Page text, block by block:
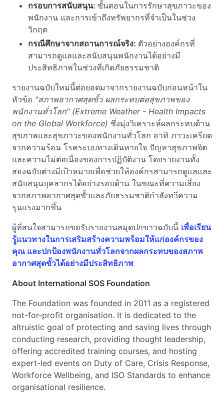
กรอบการสนับสนุน: ขั้นตอนในการรักษาสุขภาวะของ
พนักงาน และการเข้าถึงทรัพยากรที่จำเป็นในช่วง
วิกฤต
กรณีศึกษาจากสถานการณ์จริง: ตัวอย่างองค์กรที่
สามารถดูแลและสนับสนุนพนักงานได้อย่างมี
ประสิทธิภาพในช่วงที่เกิดภัยธรรมชาติ
รายงานฉบับใหม่นี้ต่อยอดมาจากรายงานฉบับก่อนหน้าใน
หัวข้อ "สภาพอากาศสุดขั้ว ผลกระทบต่อสุขภาพของ
พนักงานทั่วโลก" (Extreme Weather - Health Impacts
on the Global Workforce) ซึ่งมุ่งวิเคราะห์ผลกระทบด้าน
สุขภาพและสุขภาวะของพนักงานทั่วโลก อาทิ ภาวะเครียด
จากความร้อน โรคระบบทางเดินหายใจ ปัญหาสุขภาพจิต
และความไม่ต่อเนื่องของการปฏิบัติงาน โดยรายงานทั้ง
สองฉบับต่างมีเป้าหมายเพื่อช่วยให้องค์กรสามารถดูแลและ
สนับสนุนบุคลากรได้อย่างรอบด้าน ในขณะที่ความเสี่ยง
จากสภาพอากาศสุดขั้วและภัยธรรมชาติกำลังทวีความ
รุนแรงมากขึ้น
ผู้ที่สนใจสามารถขอรับรายงานสมุดปกขาวฉบับนี้ เพื่อเรียน
รู้แนวทางในการเสริมสร้างความพร้อมให้แก่องค์กรของ
คุณ และปกป้องพนักงานทั่วโลกจากผลกระทบของสภาพ
อากาศสุดขั้วได้อย่างมีประสิทธิภาพ
About International SOS Foundation
The Foundation was founded in 2011 as a registered
not-for-profit organisation. It is dedicated to the
altruistic goal of protecting and saving lives through
conducting research, providing thought leadership,
offering accredited training courses, and hosting
expert-led events on Duty of Care, Crisis Response,
Workforce Wellbeing, and ISO Standards to enhance
organisational resilience.